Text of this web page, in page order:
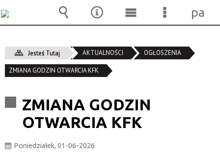
Jesteś Tutaj AKTUALNOŚCI OGŁOSZENIA
ZMIANA GODZIN OTWARCIA KFK
ZMIANA GODZIN
OTWARCIA KFK
Poniedziałek, 01-06-2026
Wyszukiwarka
Narzędzia
MenuMenu